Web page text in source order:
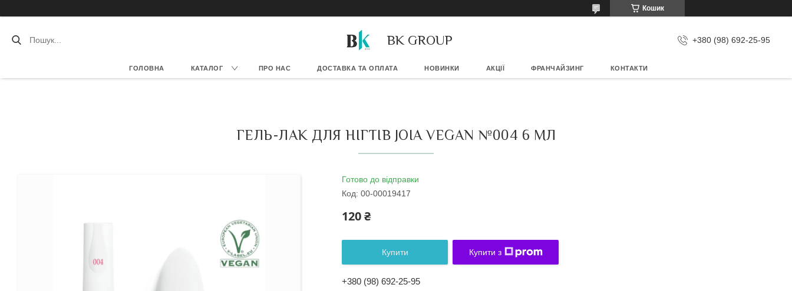
Кошик
BK GROUP +380 (98) 692-25-95
ГОЛОВНА КАТАЛОГ ПРО НАС ДОСТАВКА ТА ОПЛАТА НОВИНКИ АКЦІЇ ФРАНЧАЙЗИНГ КОНТАКТИ
ГЕЛЬ-ЛАК ДЛЯ НІГТІВ JOIA VEGAN №004 6 МЛ
Готово до відправки
Код: 00-00019417
120 ₴
Купити Купити з
+380 (98) 692-25-95